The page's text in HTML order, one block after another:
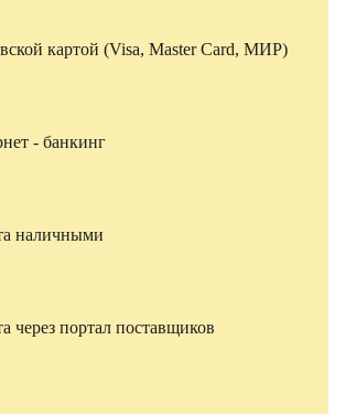
картой (Visa, Master Card, МИР)
- банкинг
наличными
через портал поставщиков